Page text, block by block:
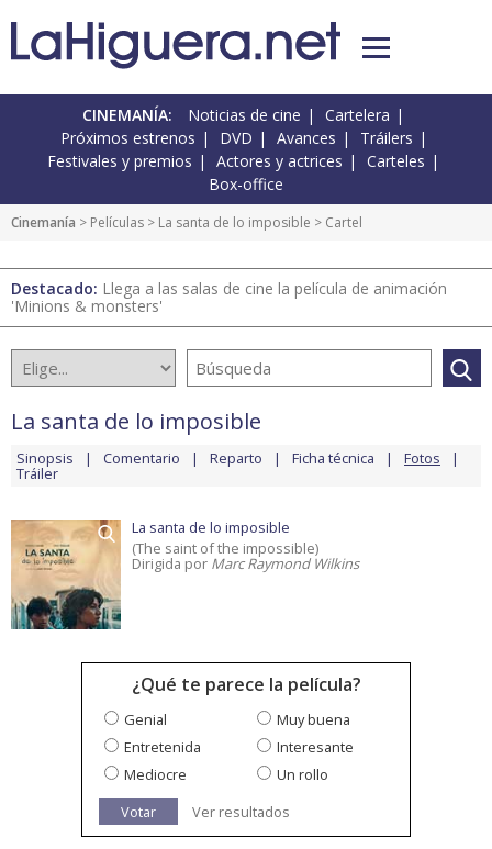
CINEMANÍA: Noticias de cine
Cartelera
Próximos estrenos
DVD Avances
Tráilers
Festivales y premios
Actores y actrices
Carteles
Box-office
Cinemanía > Películas > La santa de lo imposible > Cartel
Destacado: Llega a las salas de cine la película de animación
'Minions & monsters'
La santa de lo imposible
Sinopsis Comentario Reparto Ficha técnica Fotos
Tráiler
La santa de lo imposible
(The saint of the impossible)
Dirigida por Marc Raymond Wilkins
¿Qué te parece la película?
Genial
Muy buena
Entretenida
Interesante
Mediocre
Un rollo
Votar
Ver resultados